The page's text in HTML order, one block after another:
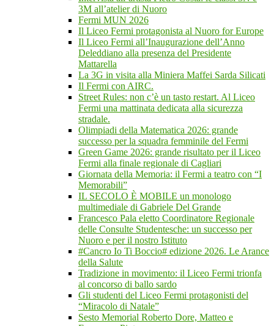
3M all’atelier di Nuoro
Fermi MUN 2026
Il Liceo Fermi protagonista al Nuoro for Europe
Il Liceo Fermi all’Inaugurazione dell’Anno
Deleddiano alla presenza del Presidente
Mattarella
La 3G in visita alla Miniera Maffei Sarda Silicati
Il Fermi con AIRC.
Street Rules: non c’è un tasto restart. Al Liceo
Fermi una mattinata dedicata alla sicurezza
stradale.
Olimpiadi della Matematica 2026: grande
successo per la squadra femminile del Fermi
Green Game 2026: grande risultato per il Liceo
Fermi alla finale regionale di Cagliari
Giornata della Memoria: il Fermi a teatro con “I
Memorabili”
IL SECOLO È MOBILE un monologo
multimediale di Gabriele Del Grande
Francesco Pala eletto Coordinatore Regionale
delle Consulte Studentesche: un successo per
Nuoro e per il nostro Istituto
#Cancro Io Ti Boccio# edizione 2026. Le Arance
della Salute
Tradizione in movimento: il Liceo Fermi trionfa
al concorso di ballo sardo
Gli studenti del Liceo Fermi protagonisti del
“Miracolo di Natale”
Sesto Memorial Roberto Dore, Matteo e